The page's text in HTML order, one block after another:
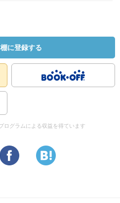
ポリ塩化ビフェニール(PCB)、
イオキシンなどを内分泌攪乱物
ネミ油症事件は、米ぬか油の
イオキシンが原因で、全身に
などが発生した事件。
やダイオキシンを排出する
。
に登録する
ログラムによる収益を得ています